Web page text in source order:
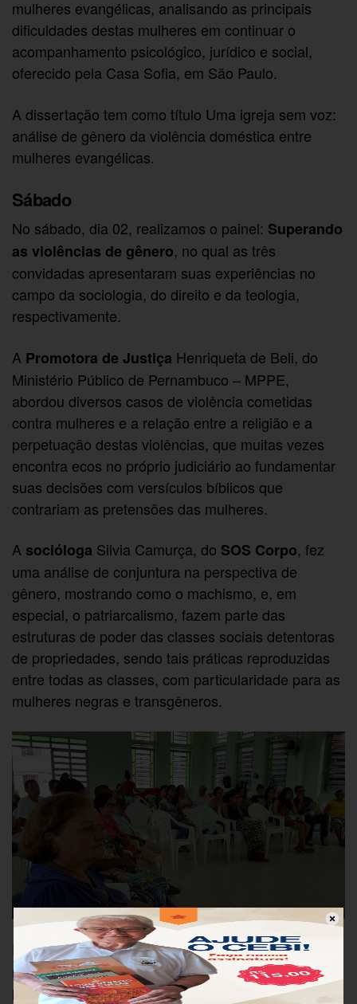
mulheres evangélicas, analisando as principais
dificuldades destas mulheres em continuar o
acompanhamento psicológico, jurídico e social,
oferecido pela Casa Sofia, em São Paulo.
A dissertação tem como título Uma igreja sem voz:
análise de gênero da violência doméstica entre
mulheres evangélicas.
Sábado
No sábado, dia 02, realizamos o painel: Superando
as violências de gênero, no qual as três
convidadas apresentaram suas experiências no
campo da sociologia, do direito e da teologia,
respectivamente.
A Promotora de Justiça Henriqueta de Beli, do
Ministério Público de Pernambuco – MPPE,
abordou diversos casos de violência cometidas
contra mulheres e a relação entre a religião e a
perpetuação destas violências, que muitas vezes
encontra ecos no próprio judiciário ao fundamentar
suas decisões com versículos bíblicos que
contrariam as pretensões das mulheres.
A socióloga Silvia Camurça, do SOS Corpo, fez
uma análise de conjuntura na perspectiva de
gênero, mostrando como o machismo, e, em
especial, o patriarcalismo, fazem parte das
estruturas de poder das classes sociais detentoras
de propriedades, sendo tais práticas reproduzidas
entre todas as classes, com particularidade para as
mulheres negras e transgêneros.
Por fim, aprofessora. Dra.Valéria Vilhena,
representando aEIG – Evangélicas pela
Igualdade de Gênero, trouxe para o debate a